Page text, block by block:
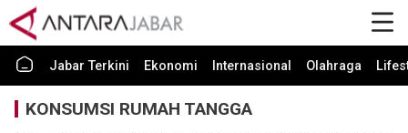
Jabar Terkini Ekonomi Internasional Olahraga
KONSUMSI RUMAH TANGGA